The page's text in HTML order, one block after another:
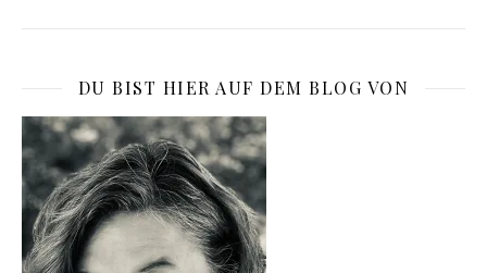
DU BIST HIER AUF DEM BLOG VON